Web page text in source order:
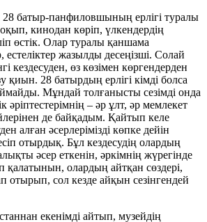
28 батыр-панфиловшының ерлігі туралы
кинодан көріп, үлкендердің
өстік. Олар туралы қаншама
естеліктер жазылды десеңізші. Солай
кездесуден, өз көзімен көргендерден
қиын. 28 батырдың ерлігі кімді болса
Мұндай толғанысты сезімді онда
әріптестерімнің – әр ұлт, әр мемлекет
де байқадым. Қайтып келе
алған әсерлерімізді көпке дейін
отырдық. Бұл кездесудің олардың
әсер еткенін, әркімнің жүрегінде
олардың айтқан сөздері,
отырып, сол кезде айқын сезінгендей
екенімді айтып, музейдің